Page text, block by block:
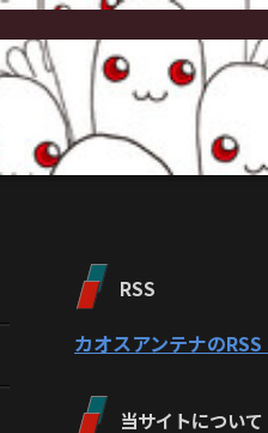
RSS
カオスアンテナのRSS
当サイトについて